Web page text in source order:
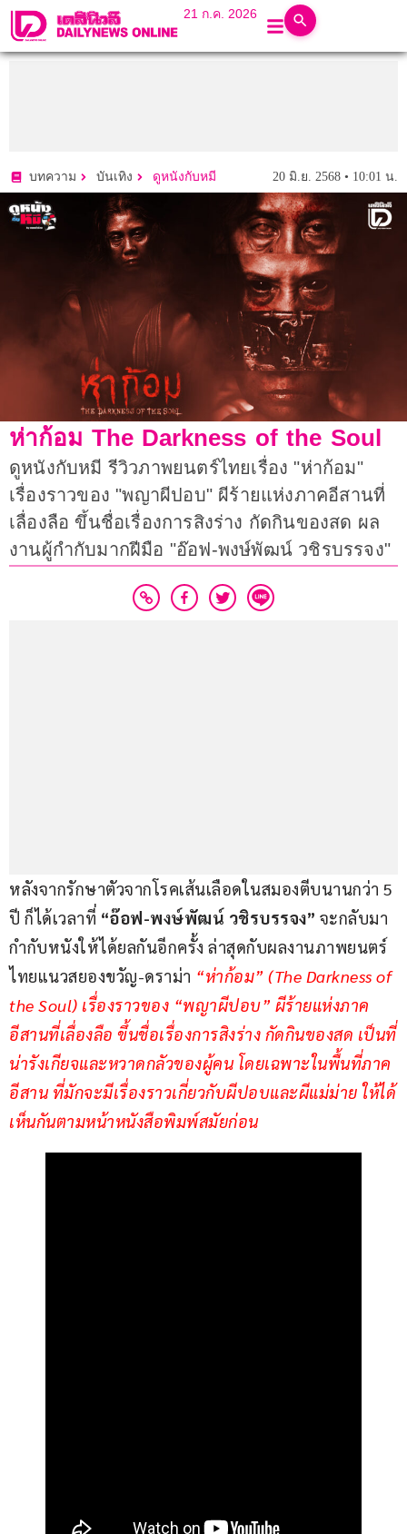
21 ก.ค. 2026
บทความ บันเทิง ดูหนังกับหมี 20 มิ.ย. 2568 • 10:01 น.
ห่าก้อม The Darkness of the Soul
ดูหนังกับหมี รีวิวภาพยนตร์ไทยเรื่อง "ห่าก้อม"
เรื่องราวของ "พญาผีปอบ" ผีร้ายแห่งภาคอีสานที่
เลื่องลือ ขึ้นชื่อเรื่องการสิงร่าง กัดกินของสด ผล
งานผู้กำกับมากฝีมือ "อ๊อฟ-พงษ์พัฒน์ วชิรบรรจง"
หลังจากรักษาตัวจากโรคเส้นเลือดในสมองตีบนานกว่า 5
ปี ก็ได้เวลาที่ “อ๊อฟ-พงษ์พัฒน์ วชิรบรรจง” จะกลับมา
กำกับหนังให้ได้ยลกันอีกครั้ง ล่าสุดกับผลงานภาพยนตร์
ไทยแนวสยองขวัญ-ดราม่า “ห่าก้อม” (The Darkness of
the Soul) เรื่องราวของ “พญาผีปอบ” ผีร้ายแห่งภาค
อีสานที่เลื่องลือ ขึ้นชื่อเรื่องการสิงร่าง กัดกินของสด เป็นที่
น่ารังเกียจและหวาดกลัวของผู้คน โดยเฉพาะในพื้นที่ภาค
อีสาน ที่มักจะมีเรื่องราวเกี่ยวกับผีปอบและผีแม่ม่าย ให้ได้
เห็นกันตามหน้าหนังสือพิมพ์สมัยก่อน